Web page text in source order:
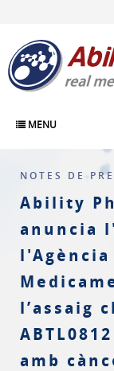
MENU
NOTES DE
Ability
anuncia
l'Agència
l’assaig
amb